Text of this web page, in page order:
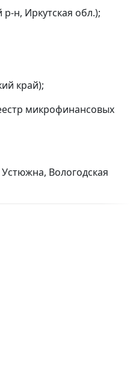
н, Иркутская обл.);
край);
микрофинансовых
Вологодская